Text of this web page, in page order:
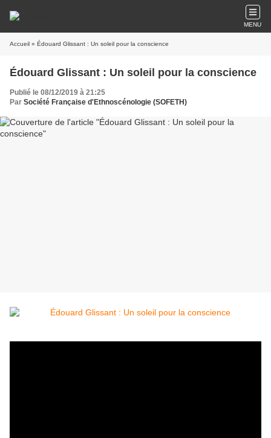
MENU
Accueil » Édouard Glissant : Un soleil pour la conscience
Édouard Glissant : Un soleil pour la conscience
Publié le 08/12/2019 à 21:25
Par Société Française d'Ethnoscénologie (SOFETH)